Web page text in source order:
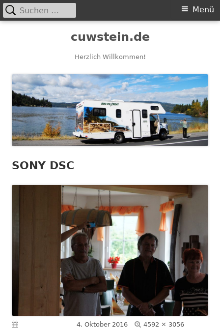
cuwstein.de
Herzlich Willkommen!
Primäres
Menü
Suchen
nach:
SONY DSC
Veröffentlicht am4. Oktober 2016 Volle
4592 × 3056